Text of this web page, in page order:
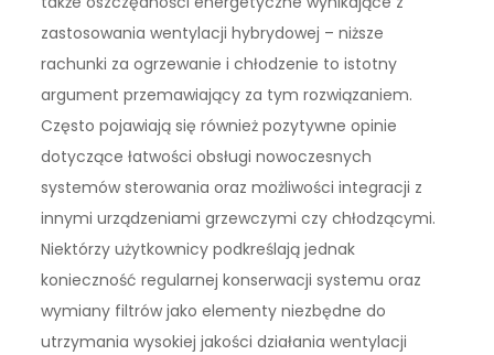
zastosowania wentylacji hybrydowej – niższe
rachunki za ogrzewanie i chłodzenie to istotny
argument przemawiający za tym rozwiązaniem.
Często pojawiają się również pozytywne opinie
dotyczące łatwości obsługi nowoczesnych
systemów sterowania oraz możliwości integracji z
innymi urządzeniami grzewczymi czy chłodzącymi.
Niektórzy użytkownicy podkreślają jednak
konieczność regularnej konserwacji systemu oraz
wymiany filtrów jako elementy niezbędne do
utrzymania wysokiej jakości działania wentylacji